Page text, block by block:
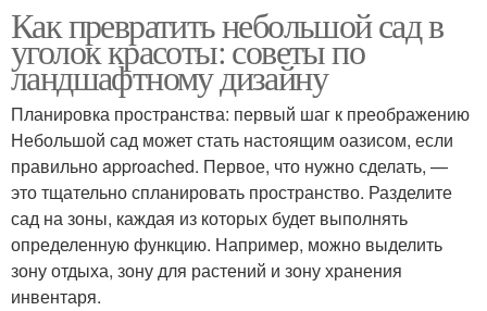
Как превратить небольшой сад в
уголок красоты: советы по
ландшафтному дизайну
Планировка пространства: первый шаг к преображению
Небольшой сад может стать настоящим оазисом, если
правильно approached. Первое, что нужно сделать, —
это тщательно спланировать пространство. Разделите
сад на зоны, каждая из которых будет выполнять
определенную функцию. Например, можно выделить
зону отдыха, зону для растений и зону хранения
инвентаря.